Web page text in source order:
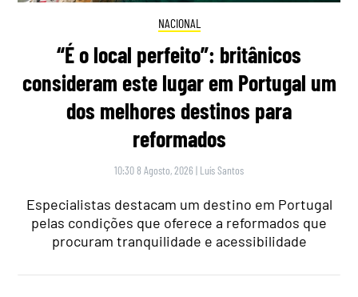
NACIONAL
“É o local perfeito”: britânicos
consideram este lugar em Portugal um
dos melhores destinos para
reformados
10:30 8 Agosto, 2026 | Luís Santos
Especialistas destacam um destino em Portugal
pelas condições que oferece a reformados que
procuram tranquilidade e acessibilidade